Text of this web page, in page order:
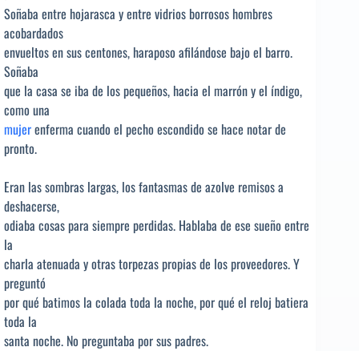
Soñaba entre hojarasca y entre vidrios borrosos hombres
acobardados
envueltos en sus centones, haraposo afilándose bajo el barro.
Soñaba
que la casa se iba de los pequeños, hacia el marrón y el índigo,
como una
mujerenferma cuando el pecho escondido se hace notar de
pronto.
Eran las sombras largas, los fantasmas de azolve remisos a
deshacerse,
odiaba cosas para siempre perdidas. Hablaba de ese sueño entre
la
charla atenuada y otras torpezas propias de los proveedores. Y
preguntó
por qué batimos la colada toda la noche, por qué el reloj batiera
toda la
santa noche. No preguntaba por sus padres.